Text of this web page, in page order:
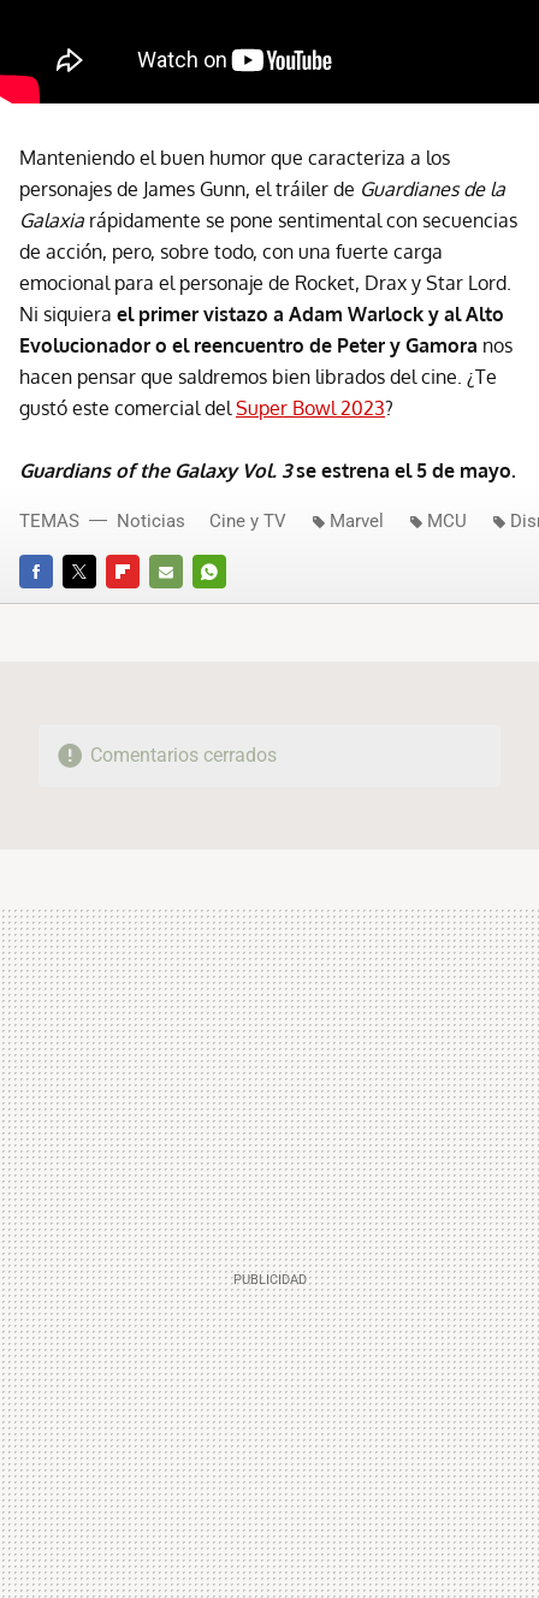
Manteniendo el buen humor que caracteriza a los
personajes de James Gunn, el tráiler de Guardianes de la
Galaxia rápidamente se pone sentimental con secuencias
de acción, pero, sobre todo, con una fuerte carga
emocional para el personaje de Rocket, Drax y Star Lord.
Ni siquiera el primer vistazo a Adam Warlock y al Alto
Evolucionador o el reencuentro de Peter y Gamora nos
hacen pensar que saldremos bien librados del cine. ¿Te
gustó este comercial del Super Bowl 2023?
Guardians of the Galaxy Vol. 3se estrena el 5 de mayo.
FACEBOOKTWITTERFLIPBOARD
E-
WHATSAPP
TEMAS Noticias Cine y TV Marvel MCU
Comentarios cerrados